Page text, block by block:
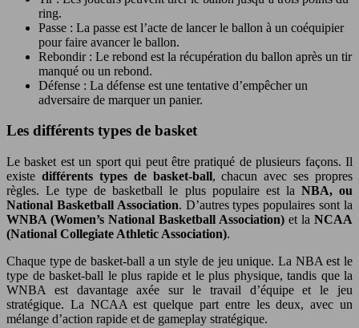
ring.
Passe : La passe est l’acte de lancer le ballon à un coéquipier
pour faire avancer le ballon.
Rebondir : Le rebond est la récupération du ballon après un tir
manqué ou un rebond.
Défense : La défense est une tentative d’empêcher un
adversaire de marquer un panier.
Les différents types de basket
Le basket est un sport qui peut être pratiqué de plusieurs façons. Il
existe différents types de basket-ball, chacun avec ses propres
règles. Le type de basketball le plus populaire est la NBA, ou
National Basketball Association. D’autres types populaires sont la
WNBA (Women’s National Basketball Association) et la NCAA
(National Collegiate Athletic Association).
Chaque type de basket-ball a un style de jeu unique. La NBA est le
type de basket-ball le plus rapide et le plus physique, tandis que la
WNBA est davantage axée sur le travail d’équipe et le jeu
stratégique. La NCAA est quelque part entre les deux, avec un
mélange d’action rapide et de gameplay stratégique.